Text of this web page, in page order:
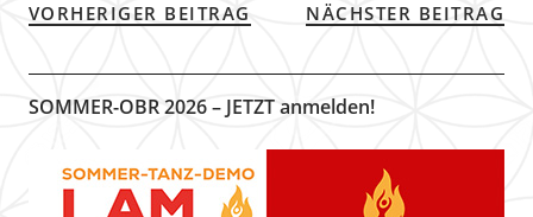
VORHERIGER BEITRAG NÄCHSTER BEITRAG
SOMMER-OBR 2026 – JETZT anmelden!